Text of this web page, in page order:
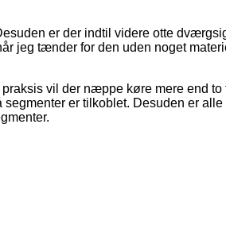
er der indtil videre otte
jeg tænder for den uden noget
vil der næppe køre mere end
er tilkoblet. Desuden er